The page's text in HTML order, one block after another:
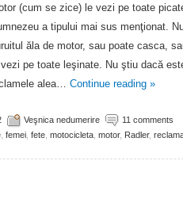
(cum se zice) le vezi pe toate
a tipului mai sus menţionat.
ăla de motor, sau poate casca,
vezi pe toate leşinate. Nu ştiu dacă
alea… Continue reading »
Veşnica nedumerire
11 comments
femei fete motocicleta motor, Radler,